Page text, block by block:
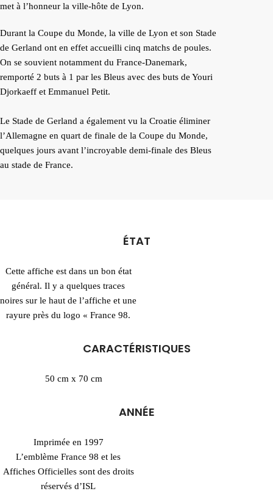
met à l’honneur la ville-hôte de Lyon.
Durant la Coupe du Monde, la ville de Lyon et son Stade
de Gerland ont en effet accueilli cinq matchs de poules.
On se souvient notamment du France-Danemark,
remporté 2 buts à 1 par les Bleus avec des buts de Youri
Djorkaeff et Emmanuel Petit.
Le Stade de Gerland a également vu la Croatie éliminer
l’Allemagne en quart de finale de la Coupe du Monde,
quelques jours avant l’incroyable demi-finale des Bleus
au stade de France.
ÉTAT
Cette affiche est dans un bon état
général. Il y a quelques traces
noires sur le haut de l’affiche et une
rayure près du logo « France 98.
CARACTÉRISTIQUES
50 cm x 70 cm
ANNÉE
Imprimée en 1997
L’emblème France 98 et les
Affiches Officielles sont des droits
réservés d’ISL